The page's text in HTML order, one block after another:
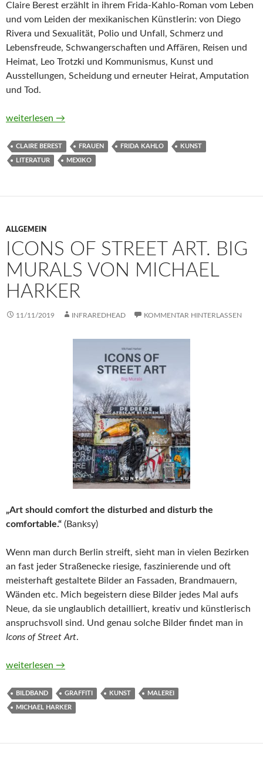
Claire Berest erzählt in ihrem Frida-Kahlo-Roman vom Leben
und vom Leiden der mexikanischen Künstlerin: von Diego
Rivera und Sexualität, Polio und Unfall, Schmerz und
Lebensfreude, Schwangerschaften und Affären, Reisen und
Heimat, Leo Trotzki und Kommunismus, Kunst und
Ausstellungen, Scheidung und erneuter Heirat, Amputation
und Tod.
Das Leben ist ein Fest. Ein Frida-Kahlo-Roman von Claire
weiterlesen →
CLAIRE BEREST FRAUEN FRIDA KAHLO KUNST
LITERATUR MEXIKO
ALLGEMEIN
ICONS OF STREET ART. BIG
MURALS VON MICHAEL
HARKER
11/11/2019 INFRAREDHEAD KOMMENTAR HINTERLASSEN
„Art should comfort the disturbed and disturb the
comfortable.“ (Banksy)
Wenn man durch Berlin streift, sieht man in vielen Bezirken
an fast jeder Straßenecke riesige, faszinierende und oft
meisterhaft gestaltete Bilder an Fassaden, Brandmauern,
Wänden etc. Mich begeistern diese Bilder jedes Mal aufs
Neue, da sie unglaublich detailliert, kreativ und künstlerisch
anspruchsvoll sind. Und genau solche Bilder findet man in
Icons of Street Art.
Icons of Street Art. Big Murals von Michael Harker
weiterlesen →
BILDBAND GRAFFITI KUNST MALEREI
MICHAEL HARKER